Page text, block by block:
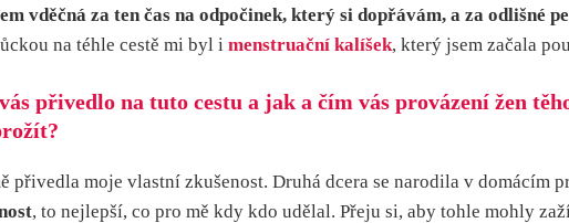
vděčná za ten čas na odpočinek, který si dopřávám, a za odlišné
na téhle cestě mi byl i menstruační kalíšek, který jsem začala
přivedlo na tuto cestu a jak a čím vás provázení žen
moje vlastní zkušenost. Druhá dcera se narodila v domácím
, to nejlepší, co pro mě kdy kdo udělal. Přeju si, aby tohle mohly